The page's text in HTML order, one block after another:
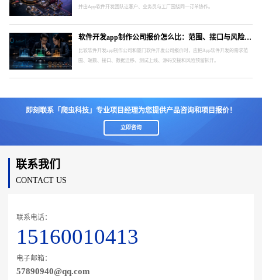
并由App软件开发团队让客户、业务员与工厂围绕同一订单协作。
软件开发app制作公司报价怎么比：范围、接口与风险要分开
比较软件开发app制作公司和厦门软件开发公司报价时，应把App软件开发的需求范
围、端数、接口、数据迁移、测试上线、源码交接和风险预留拆开。
即刻联系「爬虫科技」专业项目经理为您提供产品咨询和项目报价！
立即咨询
联系我们
CONTACT US
联系电话：
15160010413
电子邮箱：
57890940@qq.com